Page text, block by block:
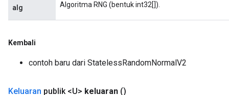
alg Algoritma RNG (bentuk int32[]).
Kembali
contoh baru dari StatelessRandomNormalV2
Keluaran publik <U> keluaran ()